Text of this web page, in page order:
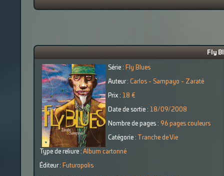
Fly
Série : Fly Blues
Auteur : Carlos - Sampayo - Zaraté
Prix : 18 €
Date de sortie : 18/09/2008
Nombre de pages : 96 pages couleurs
Catégorie : Tranche de Vie
Type de reliure : Album cartonné
Éditeur : Futuropolis